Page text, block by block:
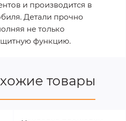
и производится в
Детали прочно
не только
функцию.
товары